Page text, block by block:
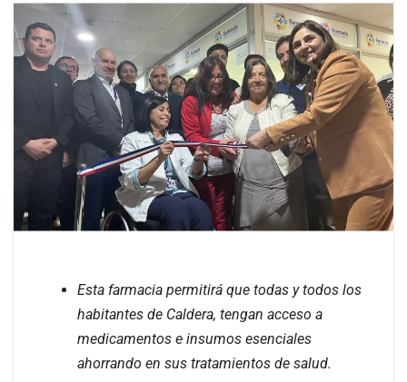
Esta farmacia permitirá que todas y todos los
habitantes de Caldera, tengan acceso a
medicamentos e insumos esenciales
ahorrando en sus tratamientos de salud.